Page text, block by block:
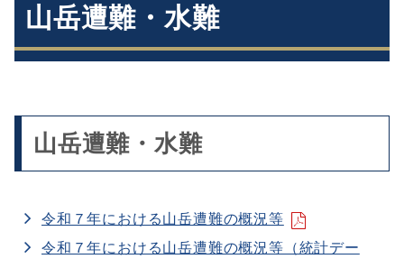
山岳遭難・水難
山岳遭難・水難
令和７年における山岳遭難の概況等
令和７年における山岳遭難の概況等（統計デー